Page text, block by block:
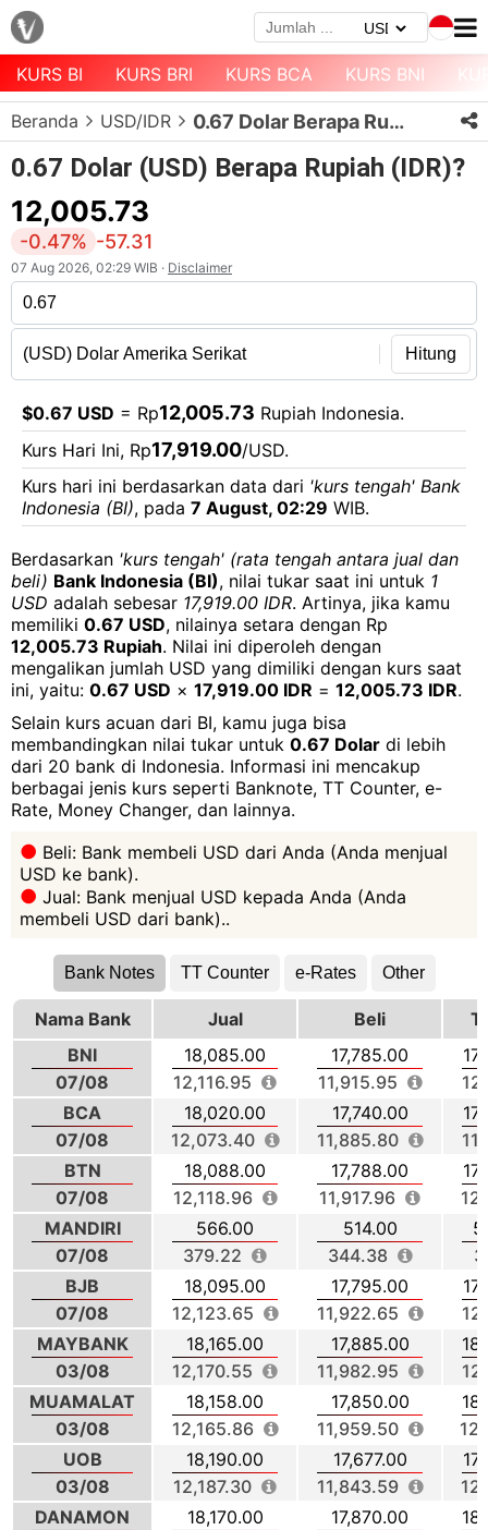
Menu
Halaman
Depan
Daftar
Mata
Uang
Daftar
Kurs
Bank
KURS BI KURS BRI KURS BCA KURS BNI
Beranda USD/IDR 0.67 Dolar Berapa Rupiah?
0.67 Dolar (USD) Berapa Rupiah (IDR)?
12,005.73
-0.47% -57.31
07 Aug 2026, 02:29 WIB · Disclaimer
Hitung
$0.67 USD = Rp12,005.73 Rupiah Indonesia.
Kurs Hari Ini, Rp17,919.00/USD.
Kurs hari ini berdasarkan data dari 'kurs tengah' Bank
Indonesia (BI), pada 7 August, 02:29 WIB.
Berdasarkan 'kurs tengah' (rata tengah antara jual dan
beli) Bank Indonesia (BI), nilai tukar saat ini untuk 1
USD adalah sebesar 17,919.00 IDR. Artinya, jika kamu
memiliki 0.67 USD, nilainya setara dengan Rp
12,005.73 Rupiah. Nilai ini diperoleh dengan
mengalikan jumlah USD yang dimiliki dengan kurs saat
ini, yaitu: 0.67 USD × 17,919.00 IDR = 12,005.73 IDR.
Selain kurs acuan dari BI, kamu juga bisa
membandingkan nilai tukar untuk 0.67 Dolar di lebih
dari 20 bank di Indonesia. Informasi ini mencakup
berbagai jenis kurs seperti Banknote, TT Counter, e-
Rate, Money Changer, dan lainnya.
Beli: Bank membeli USD dari Anda (Anda menjual
USD ke bank).
Jual: Bank menjual USD kepada Anda (Anda
membeli USD dari bank)..
Bank Notes TT Counter e-Rates Other
Nama Bank Jual Beli
BNI
07/08
18,085.00
12,116.95
17,785.00
11,915.95
BCA
07/08
18,020.00
12,073.40
17,740.00
11,885.80
BTN
07/08
18,088.00
12,118.96
17,788.00
11,917.96
MANDIRI
07/08
566.00
379.22
514.00
344.38
BJB
07/08
18,095.00
12,123.65
17,795.00
11,922.65
MAYBANK
03/08
18,165.00
12,170.55
17,885.00
11,982.95
MUAMALAT
03/08
18,158.00
12,165.86
17,850.00
11,959.50
UOB
03/08
18,190.00
12,187.30
17,677.00
11,843.59
DANAMON
18,170.00
17,870.00